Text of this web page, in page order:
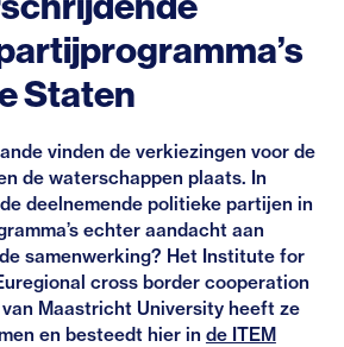
Staten
vinden de verkiezingen voor de
de waterschappen plaats. In
deelnemende politieke partijen in
echter aandacht aan
samenwerking? Het Institute for
cross border cooperation
Maastricht University heeft ze
en besteedt hier in de ITEM